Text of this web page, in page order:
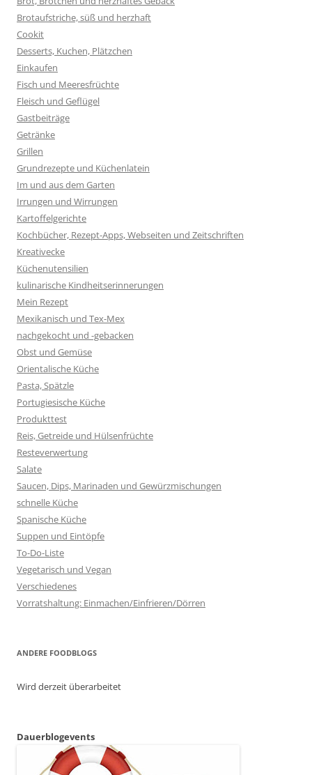
Brotaufstriche, süß und herzhaft
Cookit
Desserts, Kuchen, Plätzchen
Einkaufen
Fisch und Meeresfrüchte
Fleisch und Geflügel
Gastbeiträge
Getränke
Grillen
Grundrezepte und Küchenlatein
Im und aus dem Garten
Irrungen und Wirrungen
Kartoffelgerichte
Kochbücher, Rezept-Apps, Webseiten und Zeitschriften
Kreativecke
Küchenutensilien
kulinarische Kindheitserinnerungen
Mein Rezept
Mexikanisch und Tex-Mex
nachgekocht und -gebacken
Obst und Gemüse
Orientalische Küche
Pasta, Spätzle
Portugiesische Küche
Produkttest
Reis, Getreide und Hülsenfrüchte
Resteverwertung
Salate
Saucen, Dips, Marinaden und Gewürzmischungen
schnelle Küche
Spanische Küche
Suppen und Eintöpfe
To-Do-Liste
Vegetarisch und Vegan
Verschiedenes
Vorratshaltung: Einmachen/Einfrieren/Dörren
ANDERE FOODBLOGS
Wird derzeit überarbeitet
Dauerblogevents